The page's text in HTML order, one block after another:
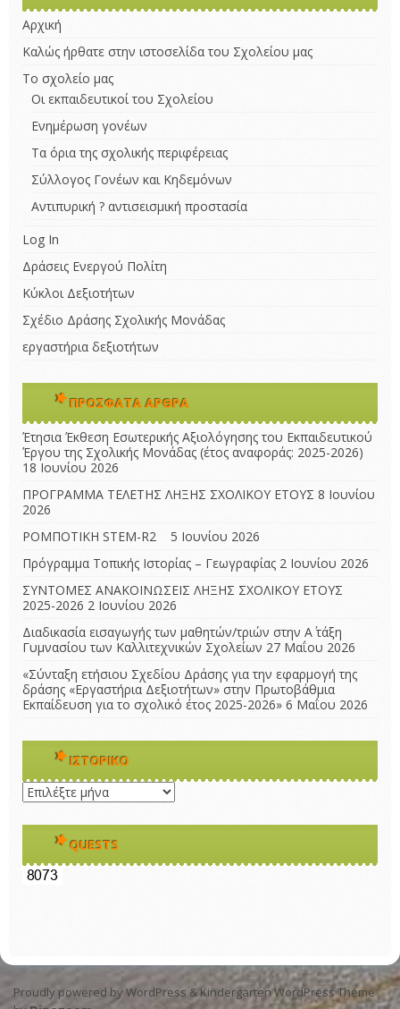
Αρχική
Καλώς ήρθατε στην ιστοσελίδα του Σχολείου μας
Το σχολείο μας
Οι εκπαιδευτικοί του Σχολείου
Ενημέρωση γονέων
Τα όρια της σχολικής περιφέρειας
Σύλλογος Γονέων και Κηδεμόνων
Αντιπυρική ? αντισεισμική προστασία
Log In
Δράσεις Ενεργού Πολίτη
Κύκλοι Δεξιοτήτων
Σχέδιο Δράσης Σχολικής Μονάδας
εργαστήρια δεξιοτήτων
ΠΡΌΣΦΑΤΑ ΆΡΘΡΑ
Έτησια Έκθεση Εσωτερικής Αξιολόγησης του Εκπαιδευτικού
Έργου της Σχολικής Μονάδας (έτος αναφοράς: 2025-2026)
18 Ιουνίου 2026
ΠΡΟΓΡΑΜΜΑ ΤΕΛΕΤΗΣ ΛΗΞΗΣ ΣΧΟΛΙΚΟΥ ΕΤΟΥΣ 8 Ιουνίου
2026
ΡΟΜΠΟΤΙΚΗ STEM-R2
5 Ιουνίου 2026
Πρόγραμμα Τοπικής Ιστορίας – Γεωγραφίας 2 Ιουνίου 2026
ΣΥΝΤΟΜΕΣ ΑΝΑΚΟΙΝΩΣΕΙΣ ΛΗΞΗΣ ΣΧΟΛΙΚΟΥ ΕΤΟΥΣ
2025-2026 2 Ιουνίου 2026
Διαδικασία εισαγωγής των μαθητών/τριών στην Α΄ τάξη
Γυμνασίου των Καλλιτεχνικών Σχολείων 27 Μαΐου 2026
«Σύνταξη ετήσιου Σχεδίου Δράσης για την εφαρμογή της
δράσης «Εργαστήρια Δεξιοτήτων» στην Πρωτοβάθμια
Εκπαίδευση για το σχολικό έτος 2025-2026» 6 Μαΐου 2026
ΙΣΤΟΡΙΚΌ
Ιστορικό
QUESTS
Proudly powered by WordPress &Kindergarten WordPress Theme